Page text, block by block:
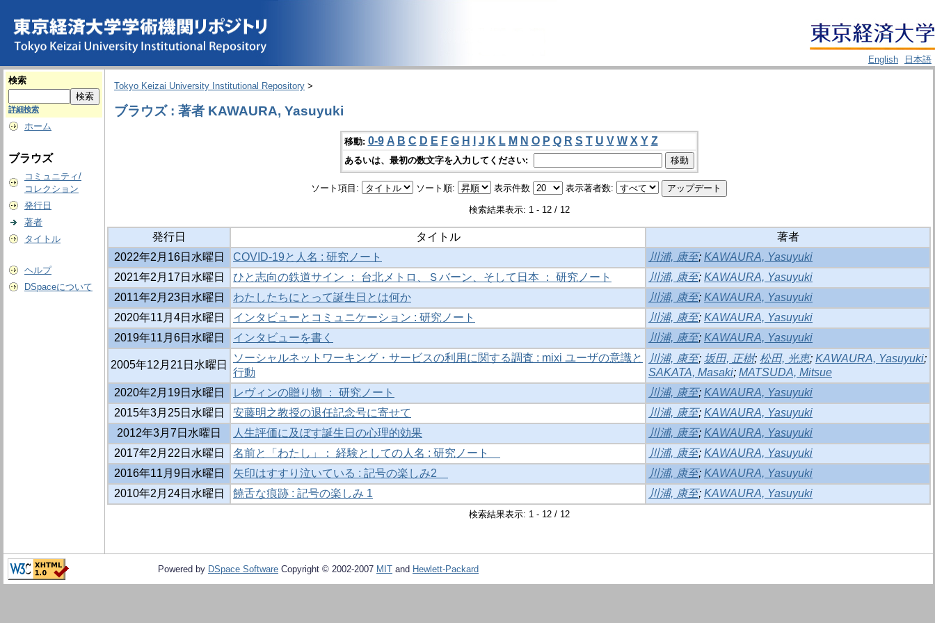
English
日本語
検索
詳細検索
ホーム
ブラウズ
コミュニティ/
コレクション
発行日
著者
タイトル
ヘルプ
DSpaceについて
Tokyo Keizai University Institutional Repository >
ブラウズ : 著者 KAWAURA, Yasuyuki
移動: 0-9 A B C D E F G H J K L M N O P Q R S T U V W X Y Z
あるいは、最初の数文字を入力してください:
ソート項目: ソート順: 表示件数 表示著者数:
検索結果表示: 1 - 12 / 12
発行日 タイトル
著者
2022年2月16日水曜日
COVID-19と人名 : 研究ノート 川浦, 康至; KAWAURA, Yasuyuki
2021年2月17日水曜日
ひと志向の鉄道サイン ： 台北メトロ、Ｓバーン、そして日本 ： 研究ノート 川浦, 康至; KAWAURA, Yasuyuki
2011年2月23日水曜日
わたしたちにとって誕生日とは何か 川浦, 康至; KAWAURA, Yasuyuki
2020年11月4日水曜日
インタビューとコミュニケーション : 研究ノート 川浦, 康至; KAWAURA, Yasuyuki
2019年11月6日水曜日
インタビューを書く 川浦, 康至; KAWAURA, Yasuyuki
2005年12月21日水曜日
ソーシャルネットワーキング・サービスの利用に関する調査 : mixi ユーザの意識と
行動
川浦, 康至; 坂田, 正樹; 松田, 光恵; KAWAURA, Yasuyuki;
SAKATA, Masaki; MATSUDA, Mitsue
2020年2月19日水曜日
レヴィンの贈り物 ： 研究ノート 川浦, 康至; KAWAURA, Yasuyuki
2015年3月25日水曜日
安藤明之教授の退任記念号に寄せて 川浦, 康至; KAWAURA, Yasuyuki
2012年3月7日水曜日
人生評価に及ぼす誕生日の心理的効果 川浦, 康至; KAWAURA, Yasuyuki
2017年2月22日水曜日
名前と「わたし」： 経験としての人名 : 研究ノート 川浦, 康至; KAWAURA, Yasuyuki
2016年11月9日水曜日
矢印はすすり泣いている : 記号の楽しみ2 川浦, 康至; KAWAURA, Yasuyuki
2010年2月24日水曜日
饒舌な痕跡 : 記号の楽しみ 1 川浦, 康至; KAWAURA, Yasuyuki
検索結果表示: 1 - 12 / 12
Powered by DSpace Software Copyright © 2002-2007 MIT and Hewlett-Packard